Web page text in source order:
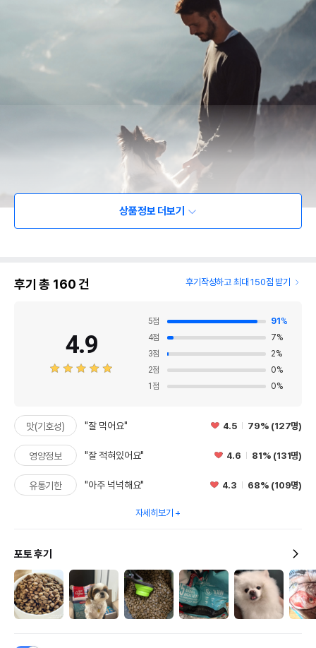
상품정보 더보기
후기 총 160건 후기작성하고 최대 150점 받기
4.9
5점 91 %
4점 7%
3점 2%
2점 0%
1 점 0%
맛(기호성) "잘 먹어요" 4.5 79% (127명)
영양정보 "잘 적혀있어요" 4.6 81% (131명)
유통기한 "아주 넉넉해요" 4.3 68% (109명)
자세히보기
포토 후기